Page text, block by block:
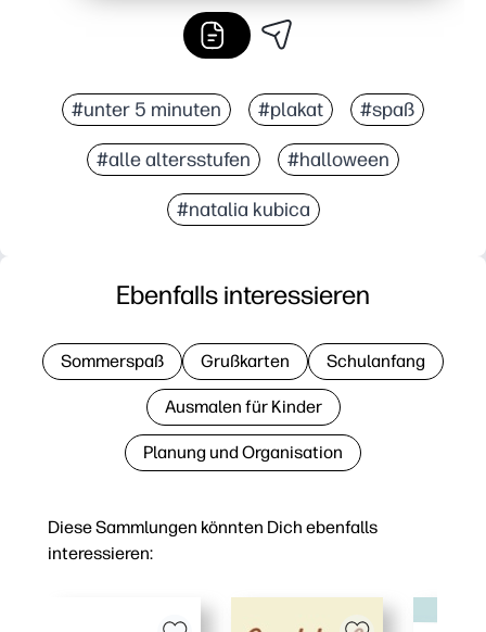
#unter 5 minuten #plakat #spaß
#alle altersstufen #halloween
#natalia kubica
Diese Sammlungen könnten Dich ebenfalls
interessieren:
Ebenfalls interessieren
Sommerspaß Grußkarten Schulanfang
Ausmalen für Kinder
Planung und Organisation